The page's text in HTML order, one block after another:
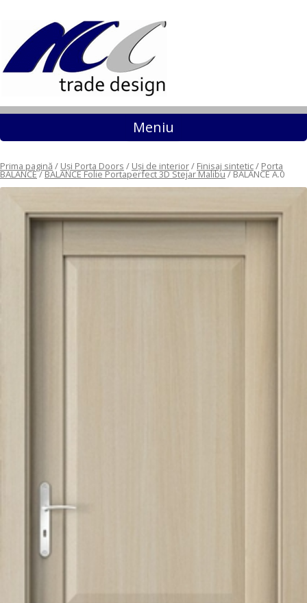
Meniu Sari la conținut
Prima pagină / Uși Porta Doors / Uși de interior/ Finisaj sintetic/ Porta
BALANCE/BALANCE Folie Portaperfect 3D Stejar Malibu/ BALANCE A.0